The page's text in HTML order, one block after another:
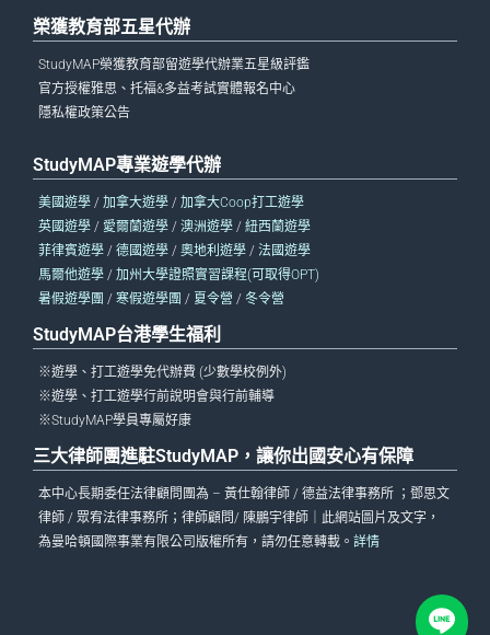
榮獲教育部五星代辦
StudyMAP榮獲教育部留遊學代辦業五星級評鑑
官方授權雅思、托福&多益考試實體報名中心
隱私權政策公告
StudyMAP專業遊學代辦
美國遊學 / 加拿大遊學 / 加拿大Coop打工遊學
英國遊學 / 愛爾蘭遊學 / 澳洲遊學 / 紐西蘭遊學
菲律賓遊學 / 德國遊學 / 奧地利遊學 / 法國遊學
馬爾他遊學 / 加州大學證照實習課程(可取得OPT)
暑假遊學團 / 寒假遊學團 / 夏令營 / 冬令營
StudyMAP台港學生福利
※遊學、打工遊學免代辦費 (少數學校例外)
※遊學、打工遊學行前說明會與行前輔導
※StudyMAP學員專屬好康
三大律師團進駐StudyMAP，讓你出國安心有保障
本中心長期委任法律顧問團為 – 黃仕翰律師 / 德益法律事務所 ；鄧思文
律師 / 眾宥法律事務所；律師顧問/ 陳鵬宇律師｜此網站圖片及文字，
為曼哈頓國際事業有限公司版權所有，請勿任意轉載。 詳情